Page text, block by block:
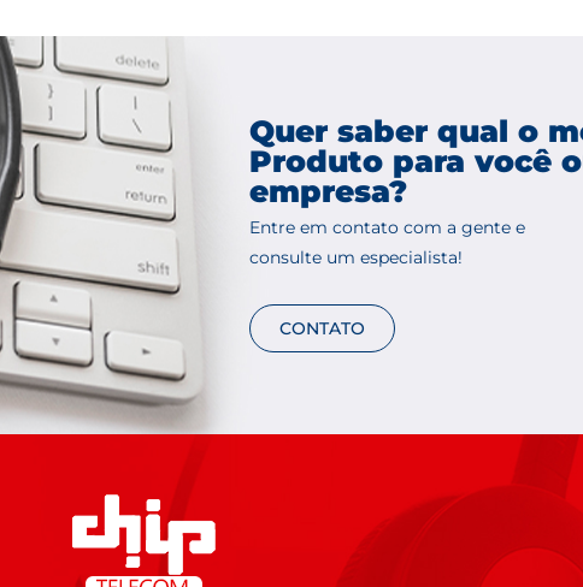
Quer saber qual o
Produto para você
empresa?
Entre em contato com a gente e
consulte um especialista!
CONTATO